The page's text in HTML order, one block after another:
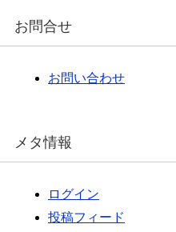
イ
お問合せ
お問い合わせ
メタ情報
ログイン
投稿フィード